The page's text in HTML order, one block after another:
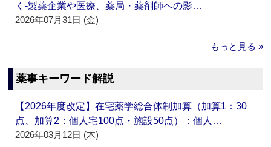
く‐製薬企業や医療、薬局・薬剤師への影…
2026年07月31日 (金)
もっと見る »
薬事キーワード解説
【2026年度改定】在宅薬学総合体制加算（加算1：30
点、加算2：個人宅100点・施設50点）：個人…
2026年03月12日 (木)